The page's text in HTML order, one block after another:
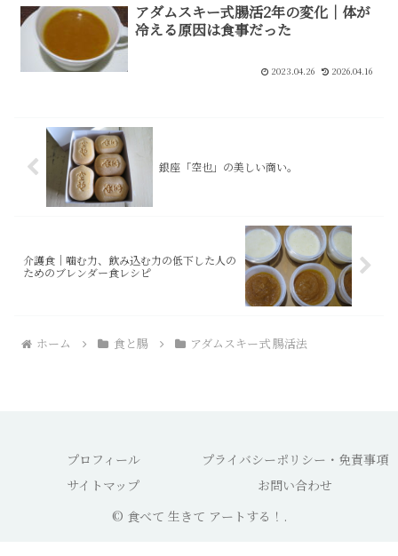
アダムスキー式腸活2年の変化｜体が
冷える原因は食事だった
2023.04.26 2026.04.16
銀座「空也」の美しい商い。
介護食｜噛む力、飲み込む力の低下した人の
ためのブレンダー食レシピ
ホーム 食と腸 アダムスキー式 腸活法
プロフィール
プライバシーポリシー・免責事項
サイトマップ
お問い合わせ
© 食べて 生きて アートする！.